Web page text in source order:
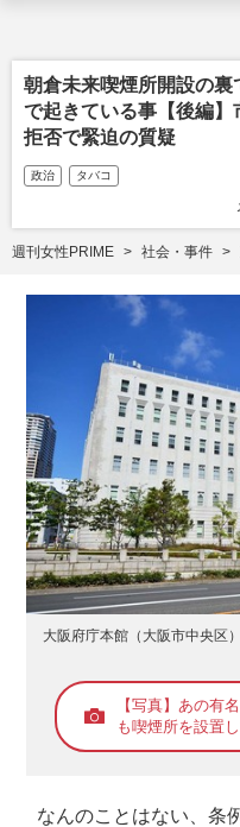
朝倉未来喫煙所開設の
で起きている事【後編
拒否で緊迫の質疑
政治 タバコ
週刊女性PRIME 社会・事件
大阪府庁本館（大阪市中央区）
【写真】あの有
も喫煙所を設置
なんのことはない、条